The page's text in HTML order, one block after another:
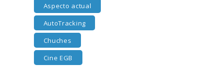
Aspecto actual
AutoTracking
Chuches
Cine EGB